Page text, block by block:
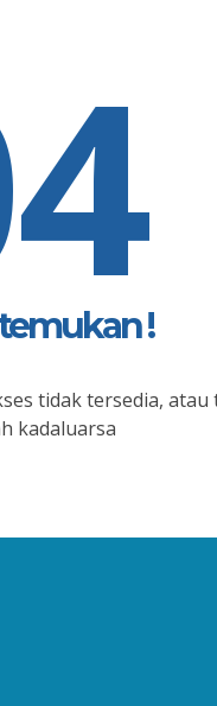
!
tidak tersedia, atau
kadaluarsa